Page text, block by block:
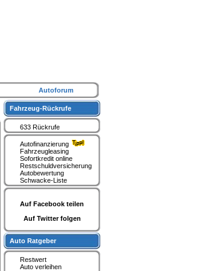
Fahrzeug-Rückrufe
633 Rückrufe
Autofinanzierung
Fahrzeugleasing
Sofortkredit online
Restschuldversicherung
Autobewertung
Schwacke-Liste
Auf Facebook teilen
Auf Twitter folgen
Auto Ratgeber
Restwert
Auto verleihen
Autoforum